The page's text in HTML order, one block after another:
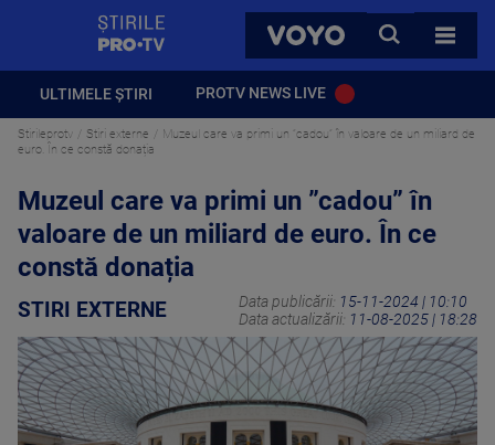
VOYO
CAUTA
TOATE
ULTIMELE ȘTIRI PROTV NEWS LIVE
Stirileprotv Stiri externe
Muzeul care va primi un ”cadou” în valoare de un miliard de
euro. În ce constă donația
Muzeul care va primi un ”cadou” în
valoare de un miliard de euro. În ce
constă donația
STIRI EXTERNE Data publicării: 15-11-2024 | 10:10
Data actualizării: 11-08-2025 | 18:28